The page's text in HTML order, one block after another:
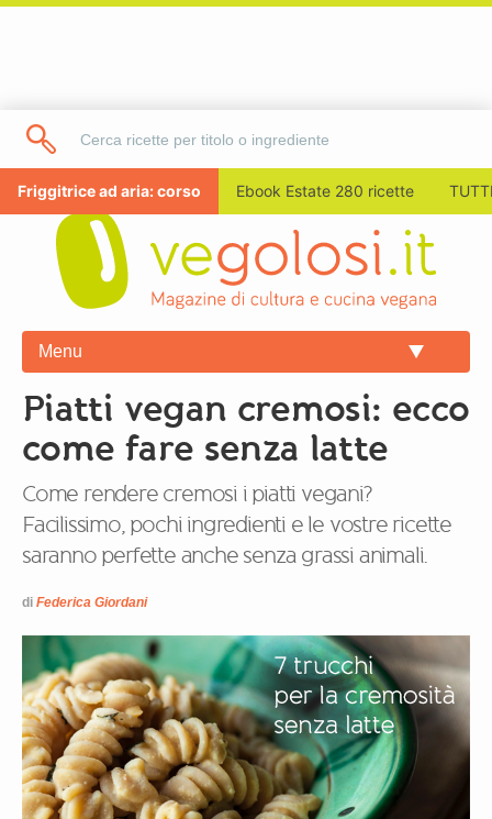
Friggitrice ad aria: corso Ebook Estate 280 ricette
Menu
Piatti vegan cremosi: ecco
come fare senza latte
Come rendere cremosi i piatti vegani?
Facilissimo, pochi ingredienti e le vostre ricette
saranno perfette anche senza grassi animali.
di Federica Giordani